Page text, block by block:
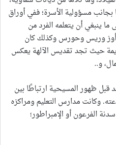
مسؤولية الأسرة؛ ففي أوراق
ما ينبغي أن يتعلمه الفرد من
وريس وحورس وكذلك كان
حيث تجد تقديس الآلهة يعكس
و..
ظهور المسيحية ارتباطًا بين
وكانت مدارس التعليم ومراكزه
الفرعون أو الإمبراطور؛